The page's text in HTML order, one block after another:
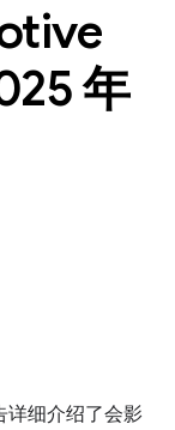
年
详细介绍了会影